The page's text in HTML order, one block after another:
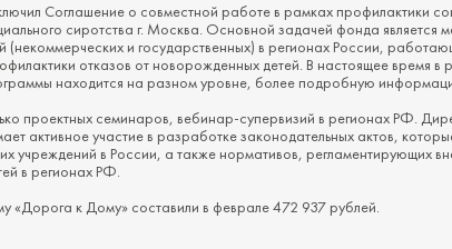
Соглашение о совместной работе в рамках профилактики
сиротства г. Москва. Основной задачей фонда является
(некоммерческих и государственных) в регионах России,
отказов от новорожденных детей. В настоящее время в
находится на разном уровне, более подробную
проектных семинаров, вебинар-супервизий в регионах РФ.
активное участие в разработке законодательных актов,
учреждений в России, а также нормативов, регламентирующих
в регионах РФ.
«Дорога к Дому» составили в феврале 472 937 рублей.